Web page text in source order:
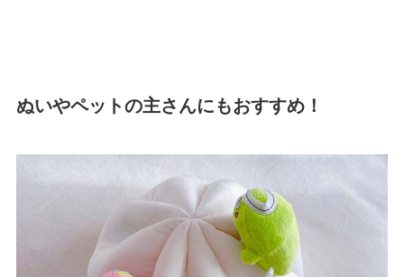
ぬいやペットの主さんにもおすすめ！